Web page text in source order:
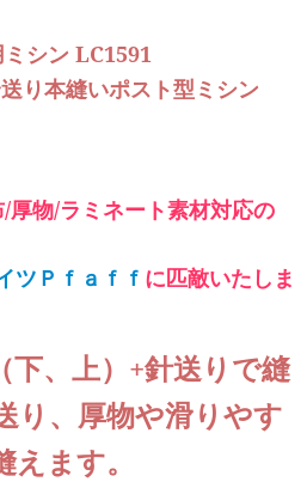
シン LC1591
り本縫いポスト型ミシン
厚物/ラミネート素材対応の
ツＰｆａｆｆ に匹敵いたしま
、上）+針送りで縫
り、厚物や滑りやす
ます。